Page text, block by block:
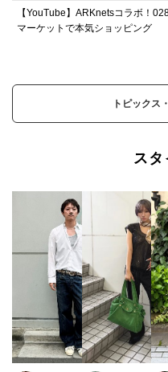
【YouTube】ARKnetsコラボ！
マーケットで本気ショッピング
トピックス
ス